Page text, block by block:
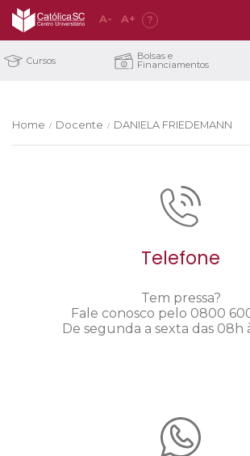
A- A+ ?
Cursos Bolsas e
Financiamentos
Home / Docente / DANIELA FRIEDEMANN
Telefone
Tem pressa?
Fale conosco pelo 0800
De segunda a sexta das 08h